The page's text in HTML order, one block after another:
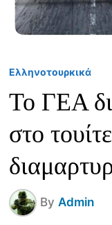
Ελληνοτουρκικά
Το ΓΕΑ
στο
By Admin